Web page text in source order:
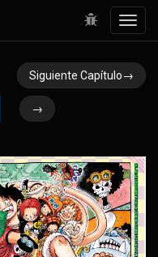
Siguiente Capítulo→
→